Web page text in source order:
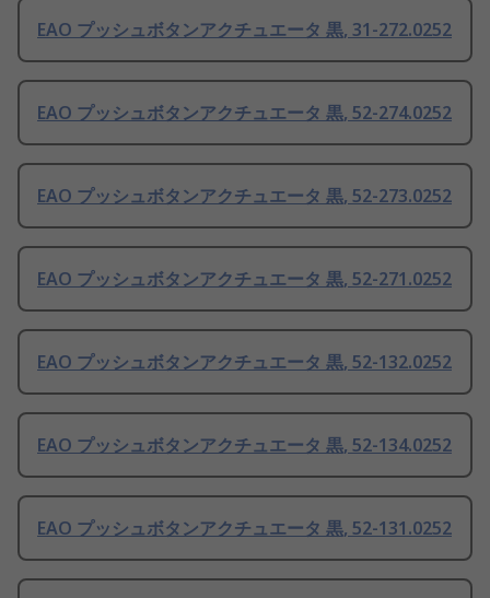
EAO プッシュボタンアクチュエータ 黒, 31-272.0252
EAO プッシュボタンアクチュエータ 黒, 52-274.0252
EAO プッシュボタンアクチュエータ 黒, 52-273.0252
EAO プッシュボタンアクチュエータ 黒, 52-271.0252
EAO プッシュボタンアクチュエータ 黒, 52-132.0252
EAO プッシュボタンアクチュエータ 黒, 52-134.0252
EAO プッシュボタンアクチュエータ 黒, 52-131.0252